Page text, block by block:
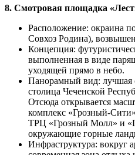
8. Смотровая площадка
Расположение: окраина
Совхоз Родина),
Концепция:
выполненная в виде
уходящей прямо в небо.
Панорамный вид: лучшая
столица Чеченской
Отсюда открывается
комплекс «Грозный-
ТРЦ «Грозный Молл» и
окружающие горные
Инфраструктура: вокруг